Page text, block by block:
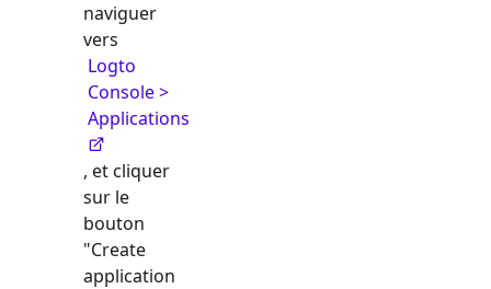
naviguer
vers
Logto
Console >
Applications
, et cliquer
sur le
bouton
"Create
application